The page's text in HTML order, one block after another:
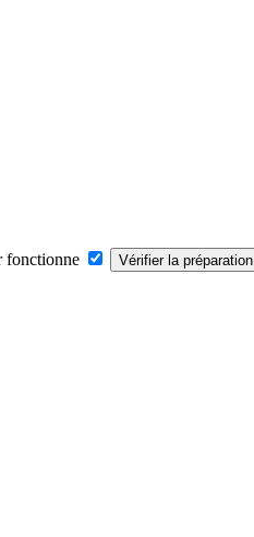
fonctionne Vérifier la préparation